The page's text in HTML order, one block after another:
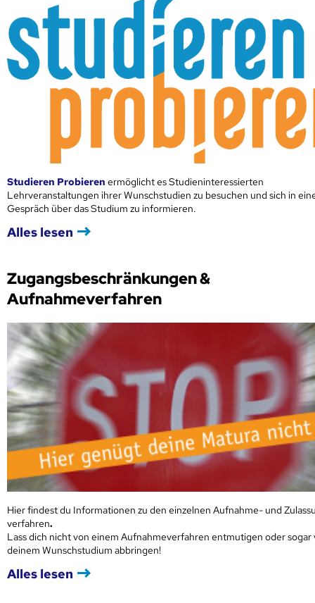
Studieren Probieren ermöglicht es Studieninteressierten
Lehrveranstaltungen ihrer Wunschstudien zu besuchen und sich in
Gespräch über das Studium zu informieren.
Alles lesen
Zugangsbeschränkungen &
Aufnahmeverfahren
Hier findest du Informationen zu den einzelnen Aufnahme- und
verfahren.
Lass dich nicht von einem Aufnahmeverfahren entmutigen oder sogar
deinem Wunschstudium abbringen!
Alles lesen